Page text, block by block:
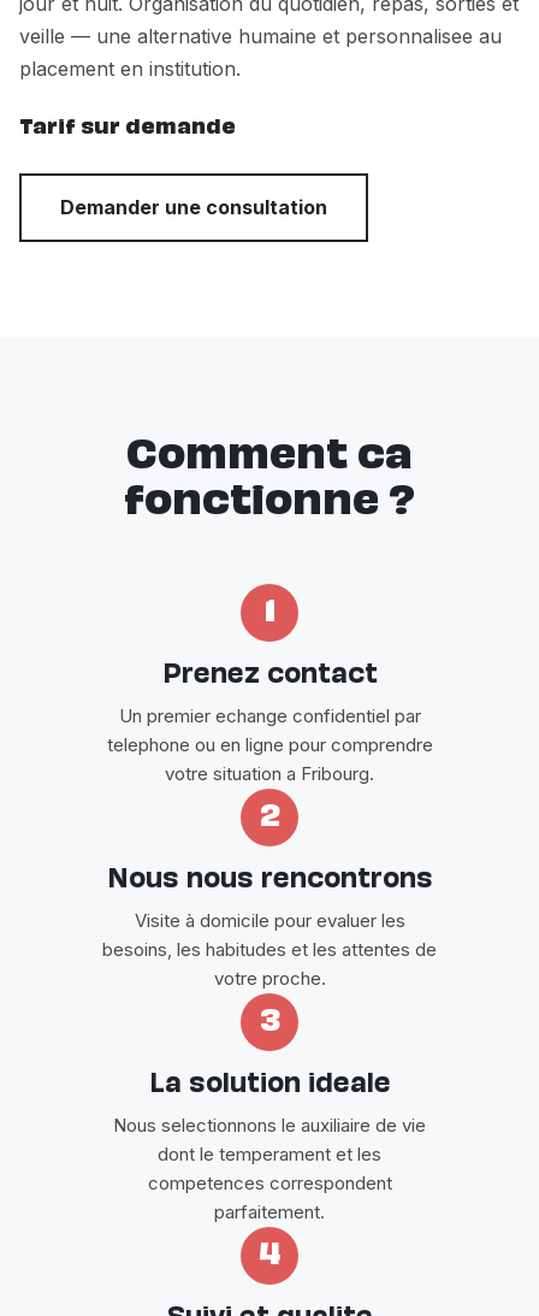
veille — une alternative humaine et personnalisee au
placement en institution.
Tarif sur demande
Demander une consultation
Comment ca
fonctionne ?
Prenez contact
Un premier echange confidentiel par
telephone ou en ligne pour comprendre
votre situation a Fribourg.
2
Nous nous rencontrons
Visite à domicile pour evaluer les
besoins, les habitudes et les attentes de
votre proche.
3
La solution ideale
Nous selectionnons le auxiliaire de vie
dont le temperament et les
competences correspondent
parfaitement.
4